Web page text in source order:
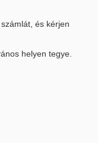
és kérjen
helyen tegye.